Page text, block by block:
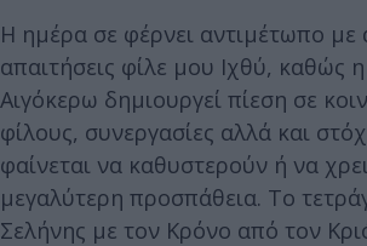
Η ημέρα σε φέρνει αντιμέτωπο με
απαιτήσεις φίλε μου Ιχθύ, καθώς
Αιγόκερω δημιουργεί πίεση σε
φίλους, συνεργασίες αλλά και
φαίνεται να καθυστερούν ή να
μεγαλύτερη προσπάθεια. Το
Σελήνης με τον Κρόνο από τον